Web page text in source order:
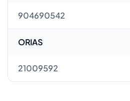
904690542
ORIAS
21009592